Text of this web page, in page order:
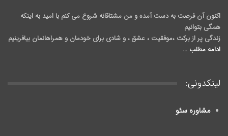
اکنون آن فرصت به دست آمده و من مشتاقانه شروع می کنم با امید به اینکه
همگی بتوانیم
زندگی پر از برکت ،موفقیت ، عشق ، و شادی برای خودمان و همراهانمان بیافرینیم
ادامه مطلب ...
لینکدونی:
مشاوره سئو